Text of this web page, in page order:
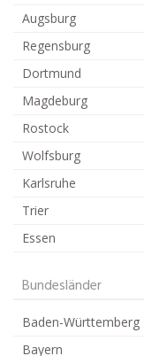
Augsburg
Regensburg
Dortmund
Magdeburg
Rostock
Wolfsburg
Karlsruhe
Trier
Essen
Bundesländer
Baden-Württemberg
Bayern